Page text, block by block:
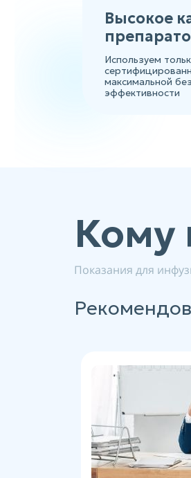
Высокое
Используем
максимальной
эффективности
Кому
Показания для